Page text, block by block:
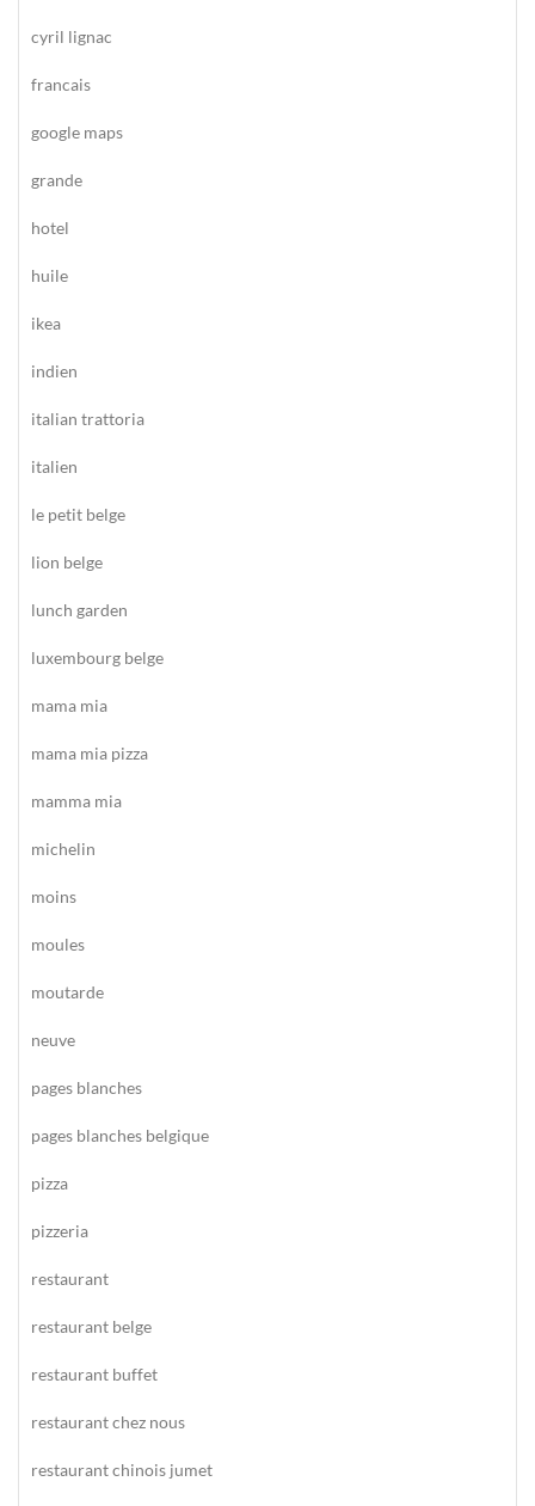
cyril lignac
francais
google maps
grande
hotel
huile
ikea
indien
italian trattoria
italien
le petit belge
lion belge
lunch garden
luxembourg belge
mama mia
mama mia pizza
mamma mia
michelin
moins
moules
moutarde
neuve
pages blanches
pages blanches belgique
pizza
pizzeria
restaurant
restaurant belge
restaurant buffet
restaurant chez nous
restaurant chinois jumet